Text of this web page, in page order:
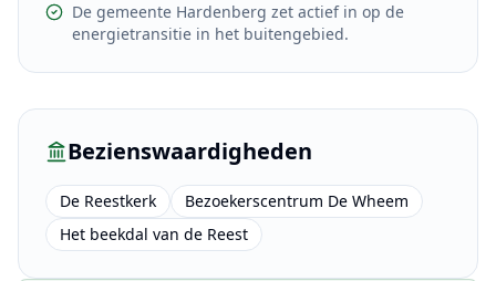
De gemeente Hardenberg zet actief in op de
energietransitie in het buitengebied.
Bezienswaardigheden
De Reestkerk
Bezoekerscentrum De Wheem
Het beekdal van de Reest